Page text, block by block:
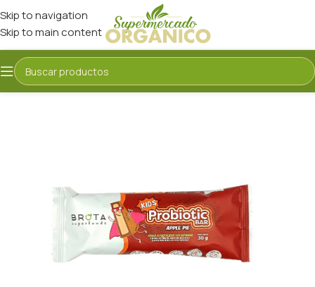
Skip to navigation
Skip to main content